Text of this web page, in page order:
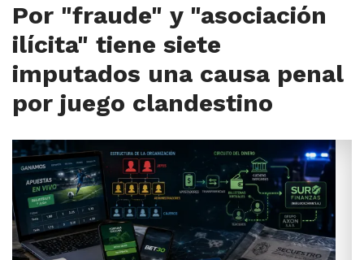
Por "fraude" y "asociación
ilícita" tiene siete
imputados una causa penal
por juego clandestino